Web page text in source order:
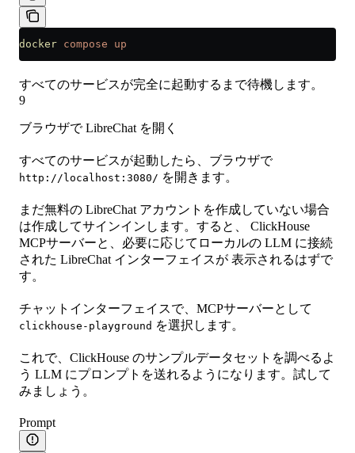
docker compose up
すべてのサービスが完全に起動するまで待機します。
9
ブラウザで LibreChat を開く
すべてのサービスが起動したら、ブラウザで
http://localhost:3080/ を開きます。
まだ無料の LibreChat アカウントを作成していない場合
は作成してサインインします。すると、 ClickHouse
MCPサーバーと、必要に応じてローカルの LLM に接続
された LibreChat インターフェイスが 表示されるはずで
す。
チャットインターフェイスで、MCPサーバーとして
clickhouse-playground を選択します。
これで、ClickHouse のサンプルデータセットを調べるよ
う LLM にプロンプトを送れるようになります。試して
みましょう。
Prompt